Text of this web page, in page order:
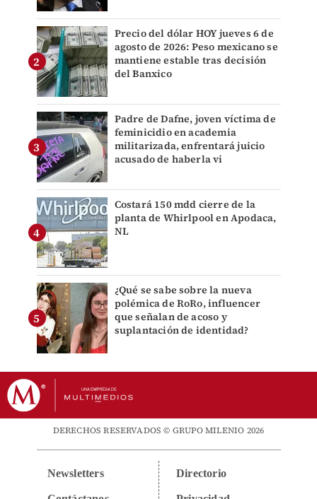
Precio del dólar HOY jueves 6 de
agosto de 2026: Peso mexicano se
mantiene estable tras decisión
del Banxico
Padre de Dafne, joven víctima de
feminicidio en academia
militarizada, enfrentará juicio
acusado de haberla vi
Costará 150 mdd cierre de la
planta de Whirlpool en Apodaca,
NL
¿Qué se sabe sobre la nueva
polémica de RoRo, influencer
que señalan de acoso y
suplantación de identidad?
DERECHOS RESERVADOS © GRUPO MILENIO 2026
Newsletters Directorio